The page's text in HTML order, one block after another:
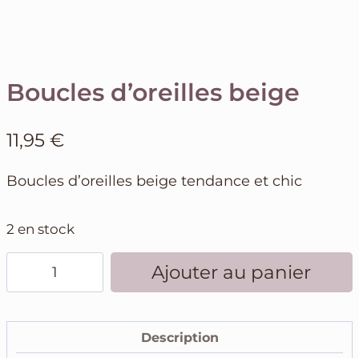
Boucles d’oreilles beige
11,95 €
Boucles d’oreilles beige tendance et chic
2 en stock
d'oreilles
Ajouter au panier
Description